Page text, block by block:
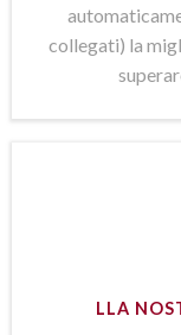
collegati) la
LLA